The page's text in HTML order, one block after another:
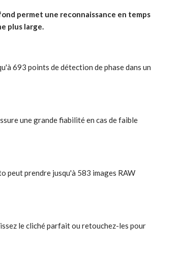
permet une reconnaissance en temps
plus large.
693 points de détection de phase dans un
une grande fiabilité en cas de faible
peut prendre jusqu'à 583 images RAW
le cliché parfait ou retouchez-les pour